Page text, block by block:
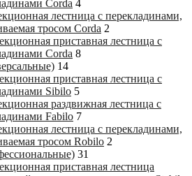
Corda 4
лестница с перекладинами,
тросом Corda 2
приставная лестница с
Corda 8
14
приставная лестница с
Sibilo 5
раздвижная лестница с
Fabilo 7
лестница с перекладинами,
тросом Robilo 2
31
приставная лестница